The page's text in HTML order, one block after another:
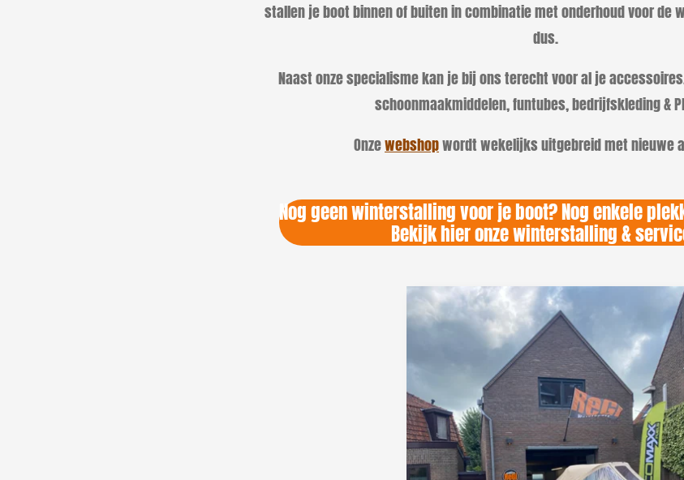
stallen je boot binnen of buiten in combinatie met onderhoud voor de
dus.
Naast onze specialisme kan je bij ons terecht voor al je
schoonmaakmiddelen, funtubes, bedrijfskleding &
Onzewebshopwordt wekelijks uitgebreid met nieuwe
Nog geen winterstalling voor je boot? Nog enkele
Bekijk hier onze winterstalling &